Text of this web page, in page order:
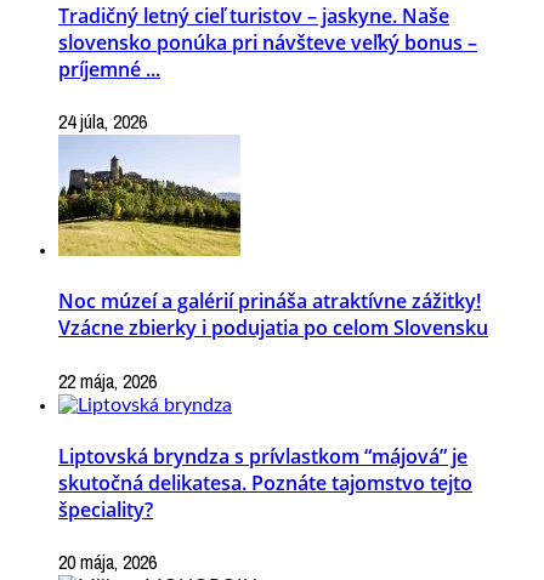
Tradičný letný cieľ turistov – jaskyne. Naše
slovensko ponúka pri návšteve veľký bonus –
príjemné ...
24 júla, 2026
Noc múzeí a galérií prináša atraktívne zážitky!
Vzácne zbierky i podujatia po celom Slovensku
22 mája, 2026
Liptovská bryndza s prívlastkom “májová” je
skutočná delikatesa. Poznáte tajomstvo tejto
špeciality?
20 mája, 2026